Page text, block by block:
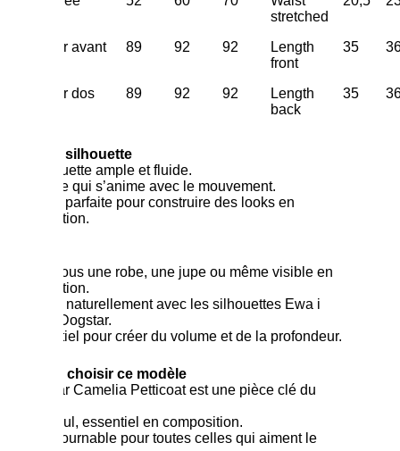
stretched
Longueur avant 89 92 92
Length
front
35
Longueur dos 89 92 92
Length
back
35
Coupe et silhouette
Une silhouette ample et fluide.
Un volume qui s’anime avec le mouvement.
Une base parfaite pour construire des looks en
superposition.
À porter sous une robe, une jupe ou même visible en
superposition.
S’associe naturellement avec les silhouettes Ewa i
Walla ou Dogstar.
Un essentiel pour créer du volume et de la profondeur.
Pourquoi choisir ce modèle
Le Dogstar Camelia Petticoat est une pièce clé du
Discret seul, essentiel en composition.
Un incontournable pour toutes celles qui aiment le